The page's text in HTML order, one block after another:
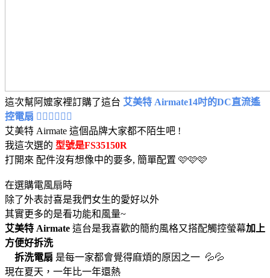
這次幫阿嬤家裡訂購了這台 艾美特 Airmate14吋的DC直流遙
控電扇 😶‍🌫️😶‍🌫️😶‍🌫️
艾美特 Airmate 這個品牌大家都不陌生吧 !
我這次選的 型號是FS35150R
打開來 配件沒有想像中的要多, 簡單配置 🩷🩷🩷
在選購電風扇時
除了外表討喜是我們女生的愛好以外
其實更多的是看功能和風量~
艾美特 Airmate 這台是我喜歡的簡約風格又搭配觸控螢幕加上
方便好拆洗
拆洗電扇 是每一家都會覺得麻煩的原因之一 💦💦
現在夏天，一年比一年還熱